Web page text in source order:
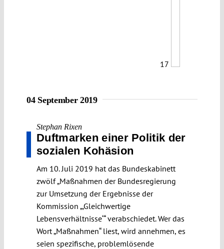
17
04 September 2019
Stephan Rixen
Duftmarken einer Politik der
sozialen Kohäsion
Am 10. Juli 2019 hat das Bundeskabinett
zwölf „Maßnahmen der Bundesregierung
zur Umsetzung der Ergebnisse der
Kommission „‚Gleichwertige
Lebensverhältnisse‘“ verabschiedet. Wer das
Wort „Maßnahmen“ liest, wird annehmen, es
seien spezifische, problemlösende